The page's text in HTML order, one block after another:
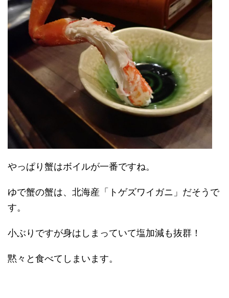
やっぱり蟹はボイルが一番ですね。
ゆで蟹の蟹は、北海産「トゲズワイガニ」だそうで
す。
小ぶりですが身はしまっていて塩加減も抜群！
黙々と食べてしまいます。